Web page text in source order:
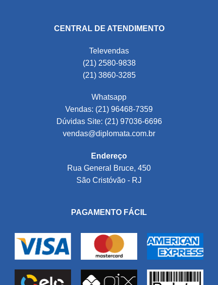
CENTRAL DE ATENDIMENTO
Televendas
(21) 2580-9838
(21) 3860-3285
Whatsapp
Vendas: (21) 96468-7359
Dúvidas Site: (21) 97036-6696
vendas@diplomata.com.br
Endereço
Rua General Bruce, 450
São Cristóvão - RJ
PAGAMENTO FÁCIL